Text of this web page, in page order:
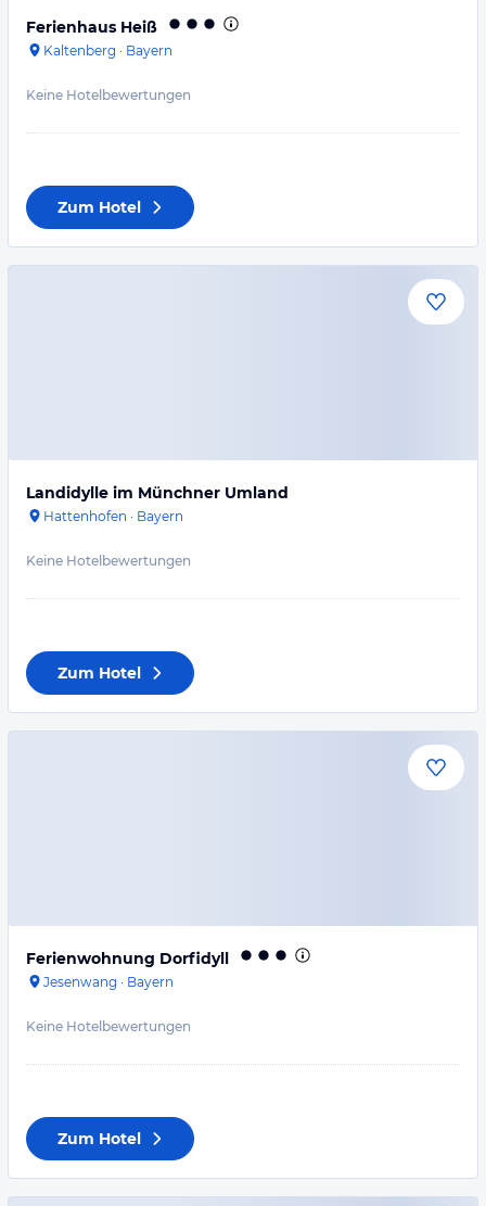
Ferienhaus Heiß
Kaltenberg · Bayern
Keine Hotelbewertungen
Zum Hotel
Landidylle im Münchner Umland
Hattenhofen · Bayern
Keine Hotelbewertungen
Zum Hotel
Ferienwohnung Dorfidyll
Jesenwang · Bayern
Keine Hotelbewertungen
Zum Hotel